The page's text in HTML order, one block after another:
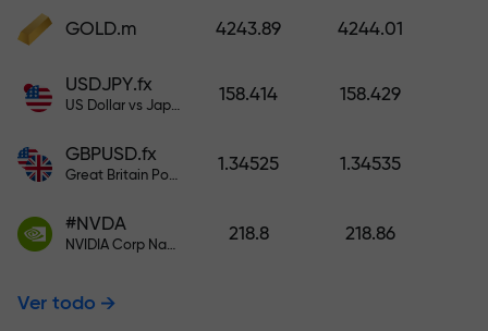
depósito, mayor será el
GOLD.m 4243.89 4244.01
USDJPY.fx
US Dollar vs Japanese Yen
158.414 158.429
GBPUSD.fx
Great Britain Pound vs US Dollar
1.34525 1.34535
#NVDA
NVIDIA Corp Nasdaq Stock Exchange (Nasdaq) USD
218.8 218.86
Ver todo